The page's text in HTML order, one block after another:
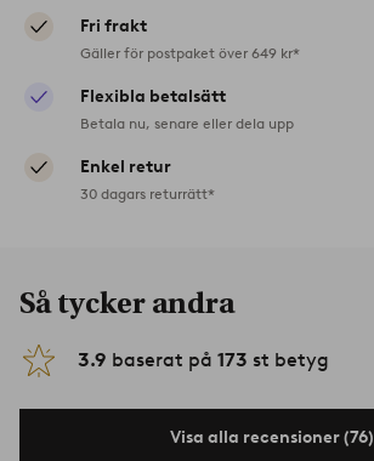
Fri frakt
Gäller för postpaket över 649 kr*
Flexibla betalsätt
Betala nu, senare eller dela upp
Enkel retur
30 dagars returrätt*
Så tycker andra
3.9 baserat på 173 st betyg
Visa alla recensioner (76)